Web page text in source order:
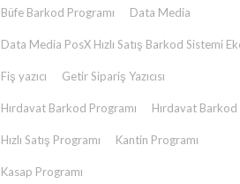
Büfe Barkod Programı Data Media
Data Media PosX Hızlı Satış Barkod Sistemi
Fiş yazıcı Getir Sipariş Yazıcısı
Hırdavat Barkod Programı Hırdavat Barkod
Hızlı Satış Programı Kantin Programı
Kasap Programı